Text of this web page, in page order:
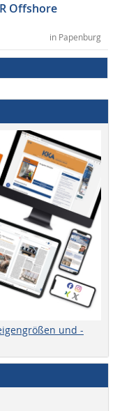
Offshore
in Papenburg
und -